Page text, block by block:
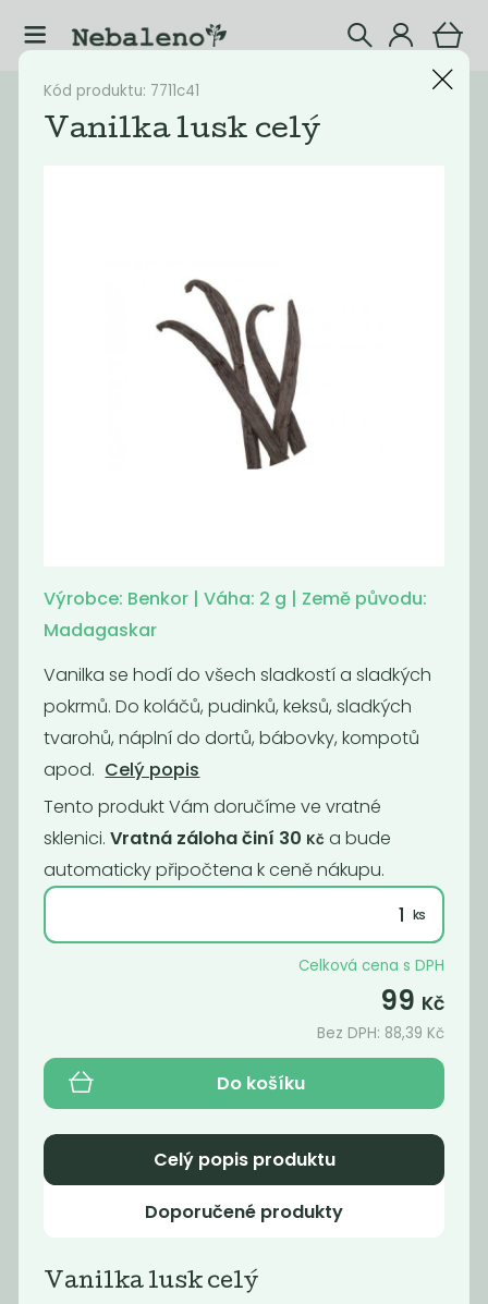
Katalog Potraviny
glutamanu
570Kč/ Kg
790Kč/ Kg
Bobkový list
celý
Kód produktu: 7711c41
Vanilka lusk celý
Výrobce: Benkor | Váha: 2 g | Země původu:
Madagaskar
Vanilka se hodí do všech sladkostí a sladkých
pokrmů. Do koláčů, pudinků, keksů, sladkých
tvarohů, náplní do dortů, bábovky, kompotů
apod. Celý popis
Tento produkt Vám doručíme ve vratné
sklenici. Vratná záloha činí 30 Kč a bude
automaticky připočtena k ceně nákupu.
Celková cena s DPH
99 Kč
Bez DPH: 88,39 Kč
Do košíku
Celý popis produktu
Doporučené produkty
Vanilka lusk celý